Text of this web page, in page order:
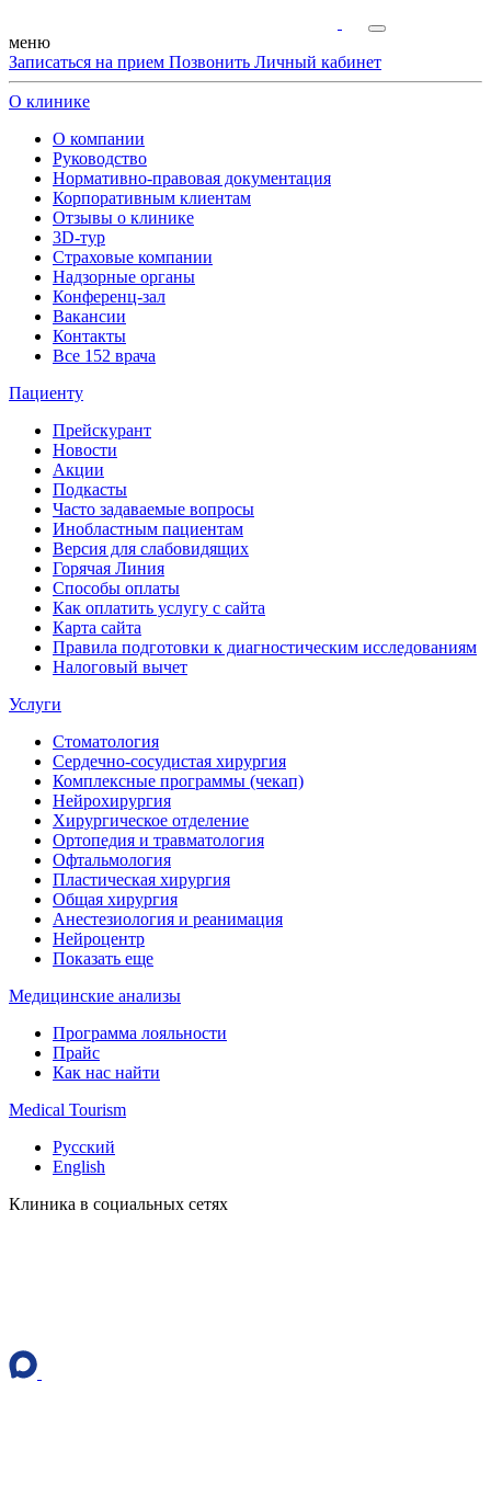
меню
Записаться на прием Позвонить Личный кабинет
О клинике
О компании
Руководство
Нормативно-правовая документация
Корпоративным клиентам
Отзывы о клинике
3D-тур
Страховые компании
Надзорные органы
Конференц-зал
Вакансии
Контакты
Все 152 врача
Пациенту
Прейскурант
Новости
Акции
Подкасты
Часто задаваемые вопросы
Инобластным пациентам
Версия для слабовидящих
Горячая Линия
Способы оплаты
Как оплатить услугу с сайта
Карта сайта
Правила подготовки к диагностическим исследованиям
Налоговый вычет
Услуги
Стоматология
Сердечно-сосудистая хирургия
Комплексные программы (чекап)
Нейрохирургия
Хирургическое отделение
Ортопедия и травматология
Офтальмология
Пластическая хирургия
Общая хирургия
Анестезиология и реанимация
Нейроцентр
Показать еще
Медицинские анализы
Программа лояльности
Прайс
Как нас найти
Medical Tourism
Русский
English
Клиника в социальных сетях